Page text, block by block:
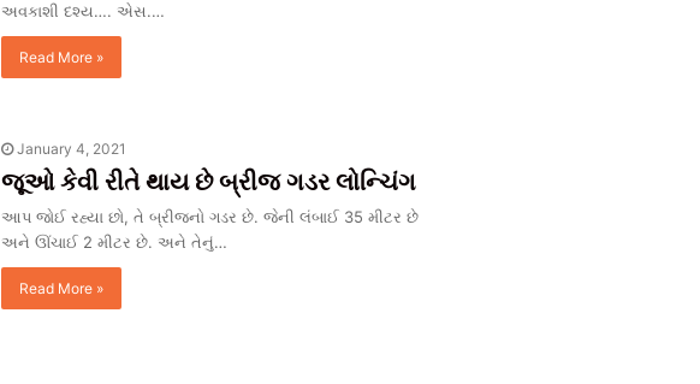
અવકાશી દશ્ય…. એસ.…
Read More »
January 4, 2021
જૂઓ કેવી રીતે થાય છે બ્રીજ ગડર લોન્ચિંગ
આપ જોઈ રહ્યા છો, તે બ્રીજનો ગડર છે. જેની લંબાઈ 35 મીટર છે
અને ઊંચાઈ 2 મીટર છે. અને તેનું…
Read More »